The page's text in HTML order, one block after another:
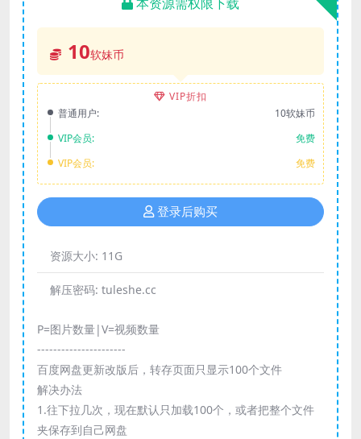
10软妹币
VIP折扣
普通用户:
10软妹币
VIP会员:
免费
VIP会员:
免费
登录后购买
资源大小: 11G
解压密码: tuleshe.cc
P=图片数量|V=视频数量
----------------------
百度网盘更新改版后，转存页面只显示100个文件
解决办法
1.往下拉几次，现在默认只加载100个，或者把整个文件
夹保存到自己网盘